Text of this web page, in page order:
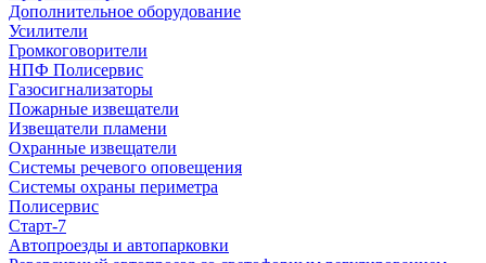
Дополнительное оборудование
Усилители
Громкоговорители
НПФ Полисервис
Газосигнализаторы
Пожарные извещатели
Извещатели пламени
Охранные извещатели
Системы речевого оповещения
Системы охраны периметра
Полисервис
Старт-7
Автопроезды и автопарковки